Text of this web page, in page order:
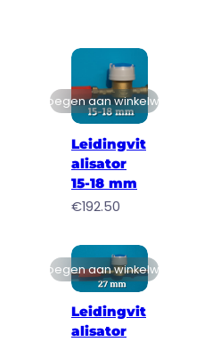
Toevoegen aan winkelwagen
Leidingvit
alisator
15-18 mm
€192.50
Toevoegen aan winkelwagen
Leidingvit
alisator